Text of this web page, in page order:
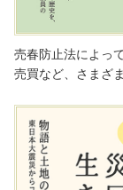
売春防止法によっ
売買など、さまざ